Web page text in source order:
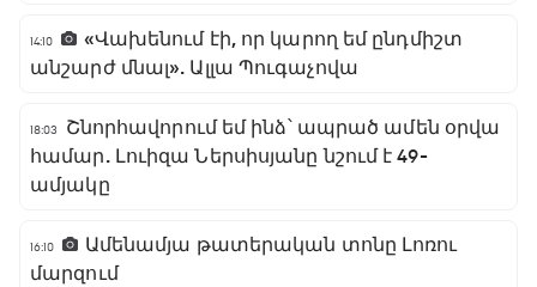
14:10
«Վախենում էի, որ կարող եմ ընդմիշտ
անշարժ մնալ». Ալլա Պուգաչովա
18:03
Շնորհավորում եմ ինձ՝ ապրած ամեն օրվա
համար. Լուիզա Ներսիսյանը նշում է 49-
ամյակը
16:10
Ամենամյա թատերական տոնը Լոռու
մարզում